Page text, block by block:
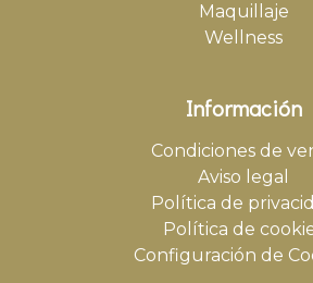
Maquillaje
Wellness
Información
Condiciones de
Aviso legal
Política de
Política de
Configuración de